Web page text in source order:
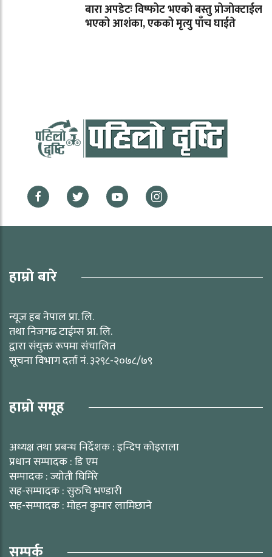
बारा अपडेटः विष्फोट भएको बस्तु प्रोजोक्टाईल
भएको आशंका, एकको मृत्यु पाँच घाईते
हाम्रो बारे
न्यूज हब नेपाल प्रा. लि.
तथा निजगढ टाईम्स प्रा. लि.
द्वारा संयुक्त रूपमा संचालित
सूचना विभाग दर्ता नं. ३२९८-२०७८/७९
हाम्रो समूह
अध्यक्ष तथा प्रबन्ध निर्देशक : इन्दिप कोइराला
प्रधान सम्पादक : डि एम
सम्पादक : ज्योती घिमिरे
सह-सम्पादक : सुरुचि भण्डारी
सह-सम्पादक : मोहन कुमार लामिछाने